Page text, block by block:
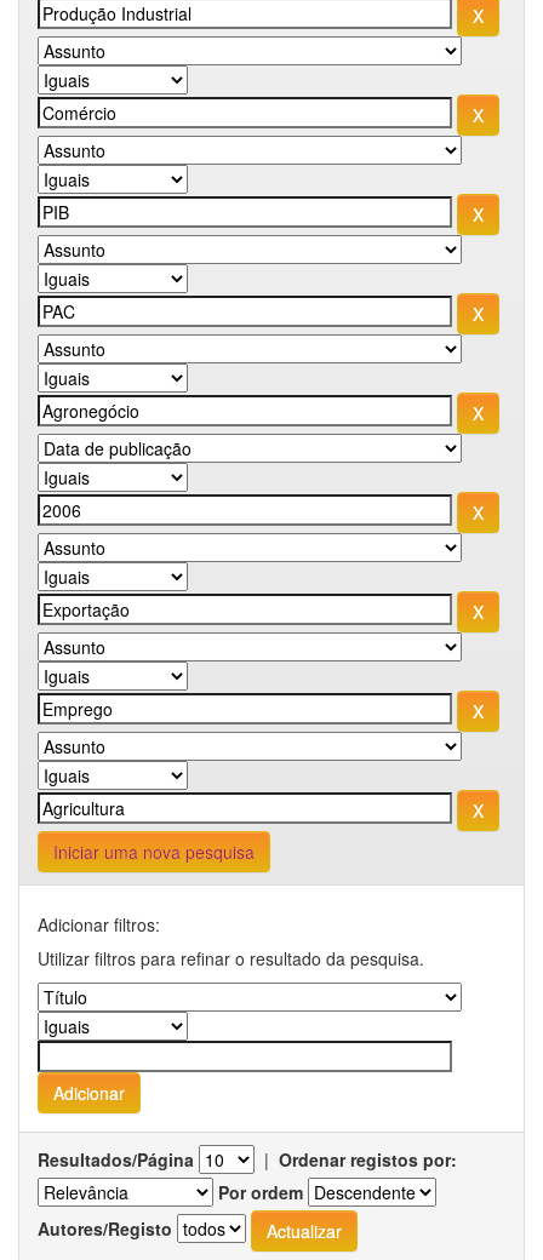
Iniciar uma nova pesquisa
Adicionar filtros:
Utilizar filtros para refinar o resultado da pesquisa.
Resultados/Página | Ordenar registos por:
Por ordem
Autores/Registo